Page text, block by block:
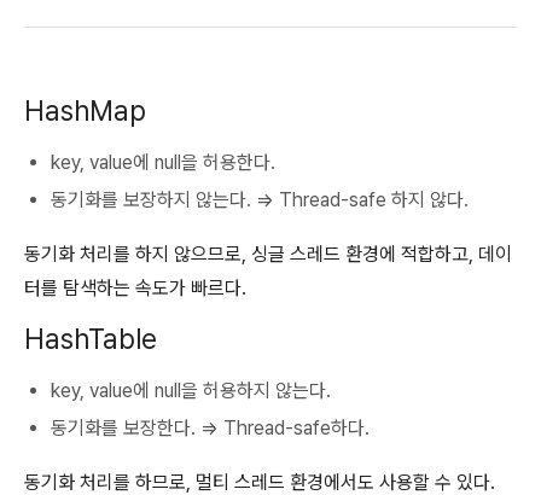
HashMap
key, value에 null을 허용한다.
동기화를 보장하지 않는다. ⇒ Thread-safe 하지 않다.
동기화 처리를 하지 않으므로, 싱글 스레드 환경에 적합하고, 데이
터를 탐색하는 속도가 빠르다.
HashTable
key, value에 null을 허용하지 않는다.
동기화를 보장한다. ⇒ Thread-safe하다.
동기화 처리를 하므로, 멀티 스레드 환경에서도 사용할 수 있다.